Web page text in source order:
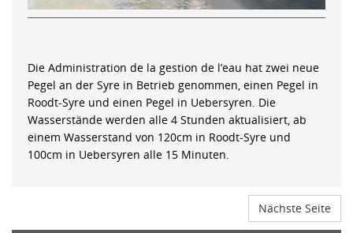
Die Administration de la gestion de l’eau hat zwei neue
Pegel an der Syre in Betrieb genommen, einen Pegel in
Roodt-Syre und einen Pegel in Uebersyren. Die
Wasserstände werden alle 4 Stunden aktualisiert, ab
einem Wasserstand von 120cm in Roodt-Syre und
100cm in Uebersyren alle 15 Minuten.
Nächste Seite